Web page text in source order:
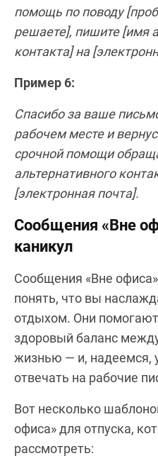
помощь по поводу
решаете], пишите [имя
контакта] на
Пример 6:
Спасибо за ваше
рабочем месте и
срочной помощи
альтернативного
[электронная почта].
Сообщения «Вне
каникул
Сообщения «Вне
понять, что вы
отдыхом. Они
здоровый баланс
жизнью — и, надеемся,
отвечать на рабочие
Вот несколько
офиса» для отпуска,
рассмотреть: